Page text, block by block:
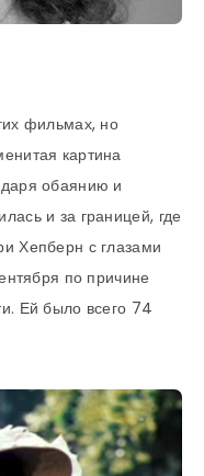
фильмах, но
картина
обаянию и
и за границей, где
Хепберн с глазами
по причине
Ей было всего 74